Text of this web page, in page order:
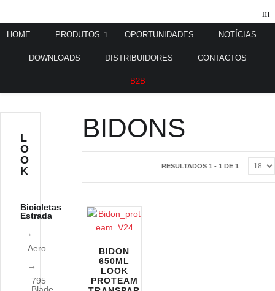
HOME PRODUTOS OPORTUNIDADES NOTÍCIAS
DOWNLOADS DISTRIBUIDORES CONTACTOS
B2B
Acessórios Bidons
BIDONS
RESULTADOS 1 - 1 DE 1
BIDON
650ML
LOOK
PROTEAM
L
O
O
K
Bicicletas
Estrada
Aero
795